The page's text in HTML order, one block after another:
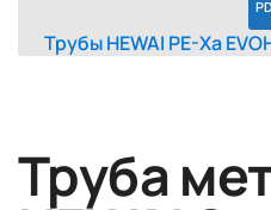
Трубы HEWAI PE-Xa
Труба